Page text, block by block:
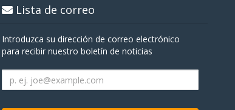
Lista de correo
Introduzca su dirección de correo electrónico
para recibir nuestro boletín de noticias